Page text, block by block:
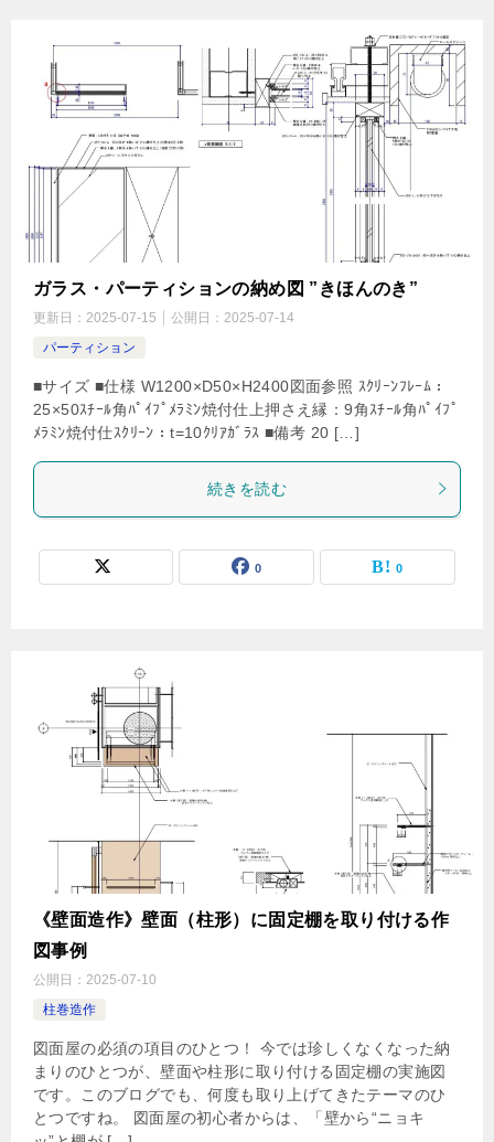
ガラス・パーティションの納め図 ”きほんのき”
更新日： 2025-07-15 公開日： 2025-07-14
パーティション
■サイズ ■仕様 W1200×D50×H2400図面参照 ｽｸﾘｰﾝﾌﾚｰﾑ：
25×50ｽﾁｰﾙ角ﾊﾟｲﾌﾟﾒﾗﾐﾝ焼付仕上押さえ縁：9角ｽﾁｰﾙ角ﾊﾟｲﾌﾟ
ﾒﾗﾐﾝ焼付仕ｽｸﾘｰﾝ：t=10ｸﾘｱｶﾞﾗｽ ■備考 20 […]
続きを読む
0 0
《壁面造作》壁面（柱形）に固定棚を取り付ける作
図事例
公開日： 2025-07-10
柱巻造作
図面屋の必須の項目のひとつ！ 今では珍しくなくなった納
まりのひとつが、壁面や柱形に取り付ける固定棚の実施図
です。このブログでも、何度も取り上げてきたテーマのひ
とつですね。 図面屋の初心者からは、「壁から“ニョキ